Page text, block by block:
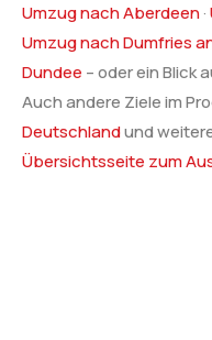
Umzug nach Aberdeen·
Umzug nach Dumfries
Dundee – oder ein Blick
Auch andere Ziele im
Deutschlandund
Übersichtsseite zum